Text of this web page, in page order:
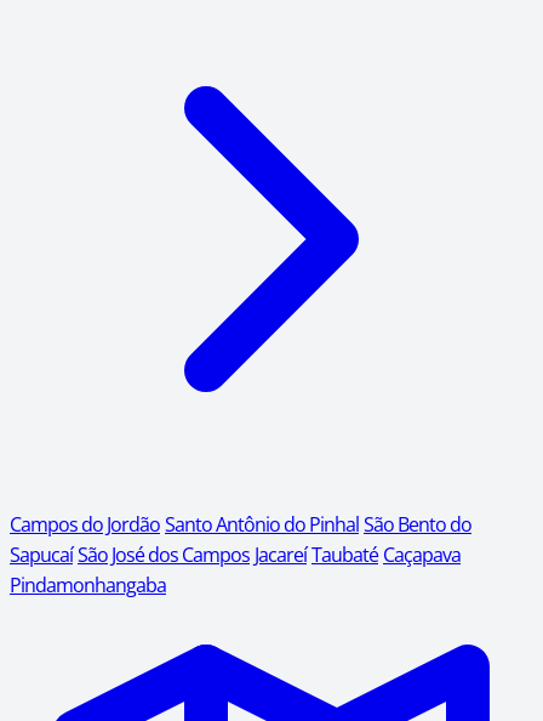
Campos do JordãoSanto Antônio do PinhalSão Bento do
SapucaíSão José dos Campos JacareíTaubaté Caçapava
Pindamonhangaba